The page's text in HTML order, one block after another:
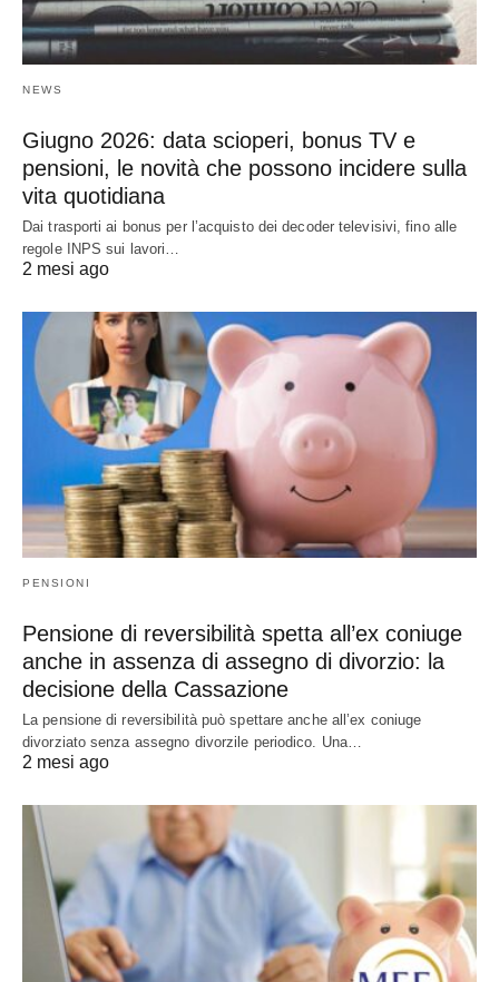
NEWS
Giugno 2026: data scioperi, bonus TV e
pensioni, le novità che possono incidere sulla
vita quotidiana
Dai trasporti ai bonus per l’acquisto dei decoder televisivi, fino alle
regole INPS sui lavori…
2 mesi ago
PENSIONI
Pensione di reversibilità spetta all’ex coniuge
anche in assenza di assegno di divorzio: la
decisione della Cassazione
La pensione di reversibilità può spettare anche all’ex coniuge
divorziato senza assegno divorzile periodico. Una…
2 mesi ago